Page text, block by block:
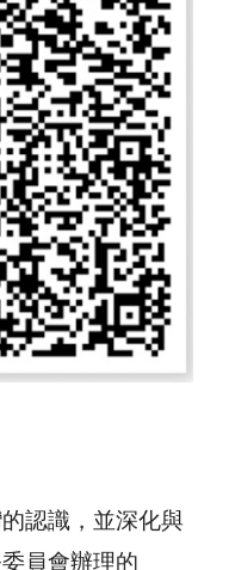
認識，並深化與
員會辦理的